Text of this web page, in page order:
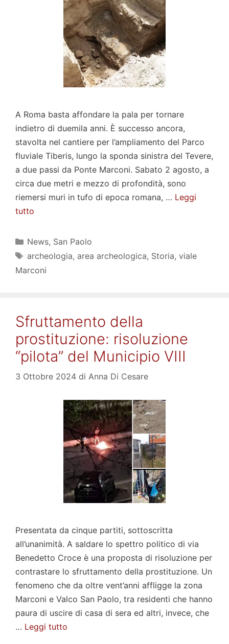
A Roma basta affondare la pala per tornare
indietro di duemila anni. È successo ancora,
stavolta nel cantiere per l’ampliamento del Parco
fluviale Tiberis, lungo la sponda sinistra del Tevere,
a due passi da Ponte Marconi. Sabato 2 agosto, a
circa due metri e mezzo di profondità, sono
riemersi muri in tufo di epoca romana, … Leggi
tutto
Categorie
News, San Paolo
Tag
archeologia, area archeologica, Storia, viale
Marconi
Sfruttamento della
prostituzione: risoluzione
“pilota” del Municipio VIII
3 Ottobre 2024 di Anna Di Cesare
Presentata da cinque partiti, sottoscritta
all’unanimità. A saldare lo spettro politico di via
Benedetto Croce è una proposta di risoluzione per
contrastare lo sfruttamento della prostituzione. Un
fenomeno che da oltre vent’anni affligge la zona
Marconi e Valco San Paolo, tra residenti che hanno
paura di uscire di casa di sera ed altri, invece, che
… Leggi tutto